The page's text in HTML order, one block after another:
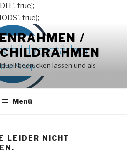
true);
true);
/
bedrucken lassen und als
Menü
LEIDER NICHT